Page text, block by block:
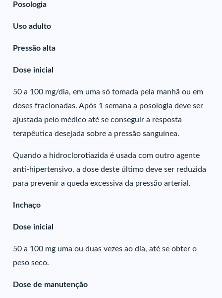
Posologia
Uso adulto
Pressão alta
Dose inicial
50 a 100 mg/dia, em uma só tomada pela manhã ou em
doses fracionadas. Após 1 semana a posologia deve ser
ajustada pelo médico até se conseguir a resposta
terapêutica desejada sobre a pressão sanguínea.
Quando a hidroclorotiazida é usada com outro agente
anti-hipertensivo, a dose deste último deve ser reduzida
para prevenir a queda excessiva da pressão arterial.
Inchaço
Dose inicial
50 a 100 mg uma ou duas vezes ao dia, até se obter o
peso seco.
Dose de manutenção